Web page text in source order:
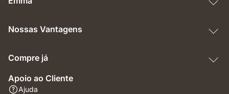
Nossas Vantagens
Compre já
Apoio ao Cliente
Ajuda